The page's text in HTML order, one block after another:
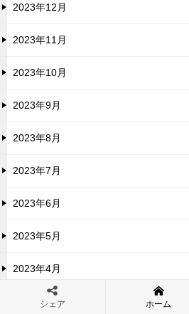
2023年12月
2023年11月
2023年10月
2023年9月
2023年8月
2023年7月
2023年6月
2023年5月
2023年4月
2023年3月
シェア ホーム